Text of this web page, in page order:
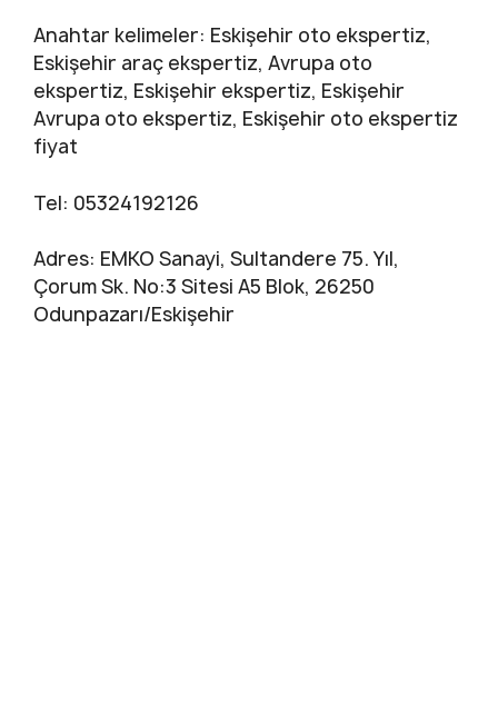
Anahtar kelimeler: Eskişehir oto ekspertiz,
Eskişehir araç ekspertiz, Avrupa oto
ekspertiz, Eskişehir ekspertiz, Eskişehir
Avrupa oto ekspertiz, Eskişehir oto ekspertiz
fiyat
Tel: 05324192126
Adres: EMKO Sanayi, Sultandere 75. Yıl,
Çorum Sk. No:3 Sitesi A5 Blok, 26250
Odunpazarı/Eskişehir